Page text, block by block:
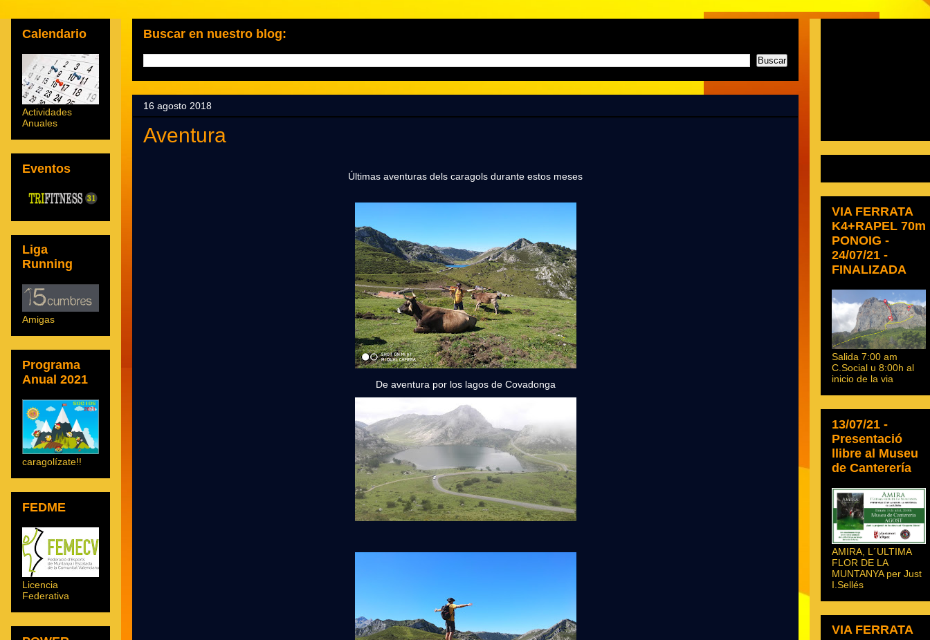
Buscar en nuestro blog:
16 agosto 2018
Aventura
Últimas aventuras dels caragols durante estos meses
De aventura por los lagos de Covadonga
Calendario
Actividades
Anuales
Eventos
Liga
Running
Amigas
Programa
Anual 2021
caragolízate!!
FEDME
Licencia
Federativa
VIA FERRATA
K4+RAPEL 70m
PONOIG -
24/07/21 -
FINALIZADA
Salida 7:00 am
C.Social u 8:00h al
inicio de la via
13/07/21 -
Presentació
llibre al Museu
de Canterería
AMIRA, L´ULTIMA
FLOR DE LA
MUNTANYA per Just
I.Sellés
VIA FERRATA